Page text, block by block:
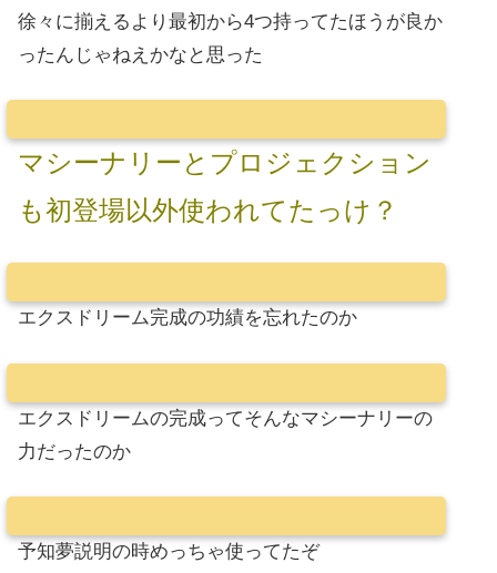
徐々に揃えるより最初から4つ持ってたほうが良か
ったんじゃねえかなと思った
マシーナリーとプロジェクション
も初登場以外使われてたっけ？
エクスドリーム完成の功績を忘れたのか
エクスドリームの完成ってそんなマシーナリーの
力だったのか
予知夢説明の時めっちゃ使ってたぞ